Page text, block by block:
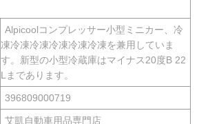
Alpicoolコンプレッサー小型ミニカー、冷
凍冷凍冷凍冷凍冷凍冷凍を兼用していま
す。新型の小型冷蔵庫はマイナス20度B 22
Lまであります。
396809000719
艾凱自動車用品専門店